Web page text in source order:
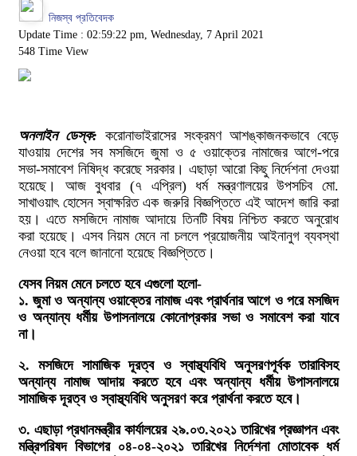
নিজস্ব প্রতিবেদক
Update Time : 02:59:22 pm, Wednesday, 7 April 2021
548 Time View
অনলাইন ডেস্ক: করোনাভাইরাসের সংক্রমণ আশঙ্কাজনকভাবে বেড়ে
যাওয়ায় দেশের সব মসজিদে জুমা ও ৫ ওয়াক্তের নামাজের আগে-পরে
সভা-সমাবেশ নিষিদ্ধ করেছে সরকার। এছাড়া আরো কিছু নির্দেশনা দেওয়া
হয়েছে। আজ বুধবার (৭ এপ্রিল) ধর্ম মন্ত্রণালয়ের উপসচিব মো.
সাখাওয়াৎ হোসেন স্বাক্ষরিত এক জরুরি বিজ্ঞপ্তিতে এই আদেশ জারি করা
হয়। এতে মসজিদে নামাজ আদায়ে তিনটি বিষয় নিশ্চিত করতে অনুরোধ
করা হয়েছে। এসব নিয়ম মেনে না চললে প্রয়োজনীয় আইনানুগ ব্যবস্থা
নেওয়া হবে বলে জানানো হয়েছে বিজ্ঞপ্তিতে।
যেসব নিয়ম মেনে চলতে হবে এগুলো হলো-
১. জুমা ও অন্যান্য ওয়াক্তের নামাজ এবং প্রার্থনার আগে ও পরে মসজিদ
ও অন্যান্য ধর্মীয় উপাসনালয়ে কোনোপ্রকার সভা ও সমাবেশ করা যাবে
না।
২. মসজিদে সামাজিক দূরত্ব ও স্বাস্থ্যবিধি অনুসরণপূর্বক তারাবিসহ
অন্যান্য নামাজ আদায় করতে হবে এবং অন্যান্য ধর্মীয় উপাসনালয়ে
সামাজিক দূরত্ব ও স্বাস্থ্যবিধি অনুসরণ করে প্রার্থনা করতে হবে।
৩. এছাড়া প্রধানমন্ত্রীর কার্যালয়ের ২৯.০৩.২০২১ তারিখের প্রজ্ঞাপন এবং
মন্ত্রিপরিষদ বিভাগের ০৪-০৪-২০২১ তারিখের নির্দেশনা মোতাবেক ধর্ম